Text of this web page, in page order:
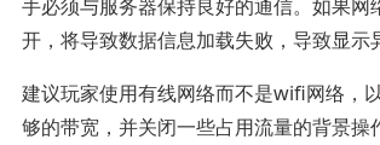
手必须与服务器保持良好的通信。如果网
开，将导致数据信息加载失败，导致显示
建议玩家使用有线网络而不是wifi网络，
够的带宽，并关闭一些占用流量的背景操